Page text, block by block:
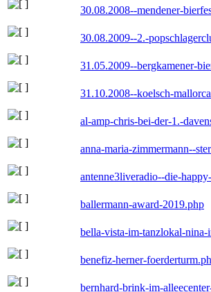
30.08.2008--mendener-
30.08.2009--2.-
31.05.2009--bergkamener-
31.10.2008--koelsch-
al-amp-chris-bei-der-1.-
anna-maria-zimmermann--
antenne3liveradio--die-
ballermann-award-2019.php
bella-vista-im-tanzlokal-
benefiz-herner-
bernhard-brink-im-